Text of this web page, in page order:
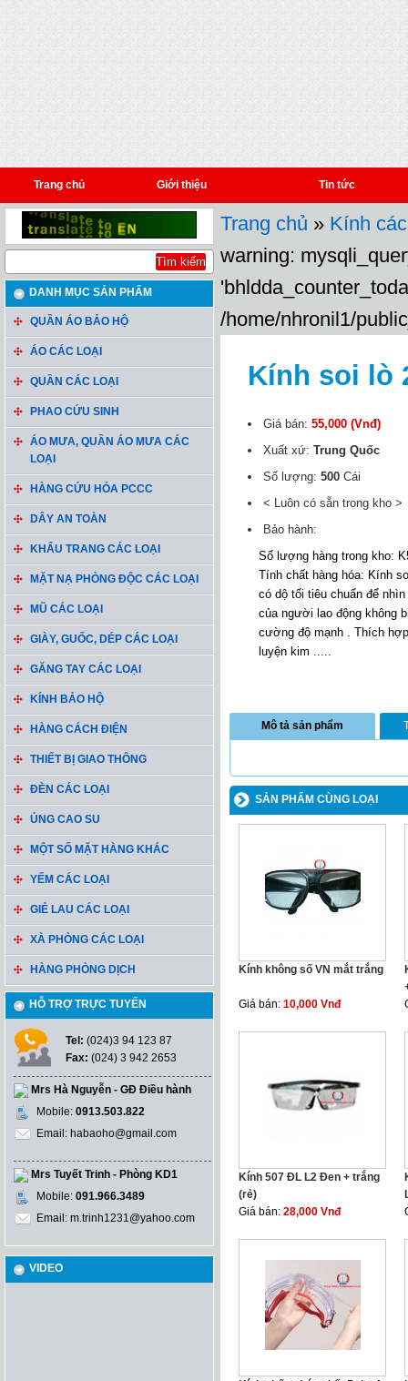
Trang chủ Giới thiệu Tin tức
DANH MỤC SẢN PHẨM
QUẦN ÁO BẢO HỘ
ÁO CÁC LOẠI
QUẦN CÁC LOẠI
PHAO CỨU SINH
ÁO MƯA, QUẦN ÁO MƯA CÁC
LOẠI
HÀNG CỨU HỎA PCCC
DÂY AN TOÀN
KHẨU TRANG CÁC LOẠI
MẶT NẠ PHÒNG ĐỘC CÁC LOẠI
MŨ CÁC LOẠI
GIÀY, GUỐC, DÉP CÁC LOẠI
GĂNG TAY CÁC LOẠI
KÍNH BẢO HỘ
HÀNG CÁCH ĐIỆN
THIẾT BỊ GIAO THÔNG
ĐÈN CÁC LOẠI
ỦNG CAO SU
MỘT SỐ MẶT HÀNG KHÁC
YẾM CÁC LOẠI
GIẺ LAU CÁC LOẠI
XÀ PHÒNG CÁC LOẠI
HÀNG PHÒNG DỊCH
HỖ TRỢ TRỰC TUYẾN
Tel: (024)3 94 123 87
Fax: (024) 3 942 2653
Mrs Hà Nguyễn - GĐ Điều hành
Mobile: 0913.503.822
Email: habaoho@gmail.com
Mrs Tuyết Trinh - Phòng KD1
Mobile: 091.966.3489
Email: m.trinh1231@yahoo.com
VIDEO
Trang chủ » Kính
warning:
/home/nhronil1/
Kính soi lò
Giá bán: 55,000 (Vnđ)
Xuất xứ: Trung Quốc
Số lượng: 500 Cái
< Luôn có sẵn trong kho >
Bảo hành:
Số lượng hàng trong kho:
Tính chất hàng hóa: Kính
có dộ tối tiêu chuẩn để
của người lao động không
cường độ mạnh . Thích
luyện kim .....
Mô tả sản phẩm
SẢN PHẨM CÙNG LOẠI
Kính không số VN mắt trắng
Giá bán: 10,000 Vnđ
Kính 507 ĐL L2 Đen + trắng
(rẻ)
Giá bán: 28,000 Vnđ